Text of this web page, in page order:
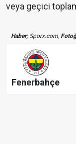
veya geçici
Haber;Sporx.com,
Fenerbahçe